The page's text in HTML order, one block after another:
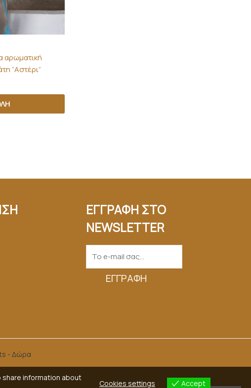
αρωματική
“Αστέρι”
ΕΓΓΡΑΦΗ ΣΤΟ
NEWSLETTER
ΕΓΓΡΑΦΉ
- Δώρα
share information about
Cookies settings Accept